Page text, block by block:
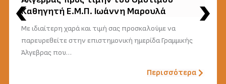
Καθηγητή Ε.Μ.Π. Ιωάννη Μαρουλά
Με ιδιαίτερη χαρά και τιμή σας προσκαλούμε να
παρευρεθείτε στην επιστημονική ημερίδα Γραμμικής
Άλγεβρας που…
Περισσότερα